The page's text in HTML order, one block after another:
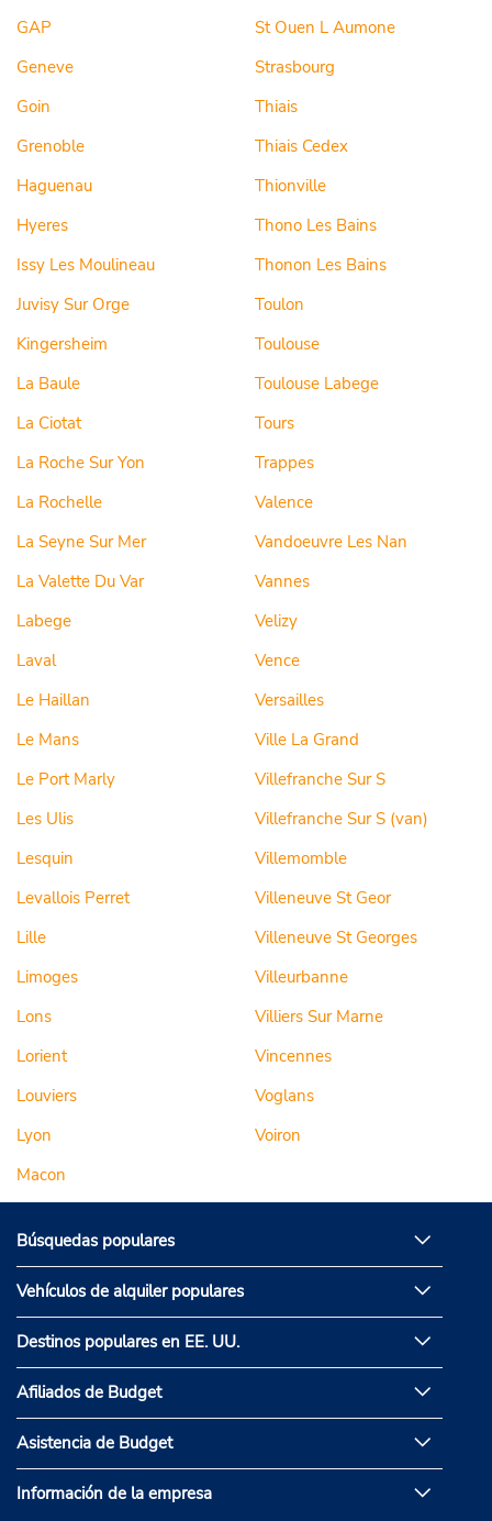
GAP
Geneve
Goin
Grenoble
Haguenau
Hyeres
Issy Les Moulineau
Juvisy Sur Orge
Kingersheim
La Baule
La Ciotat
La Roche Sur Yon
La Rochelle
La Seyne Sur Mer
La Valette Du Var
Labege
Laval
Le Haillan
Le Mans
Le Port Marly
Les Ulis
Lesquin
Levallois Perret
Lille
Limoges
Lons
Lorient
Louviers
Lyon
Macon
St Ouen L Aumone
Strasbourg
Thiais
Thiais Cedex
Thionville
Thono Les Bains
Thonon Les Bains
Toulon
Toulouse
Toulouse Labege
Tours
Trappes
Valence
Vandoeuvre Les Nan
Vannes
Velizy
Vence
Versailles
Ville La Grand
Villefranche Sur S
Villefranche Sur S (van)
Villemomble
Villeneuve St Geor
Villeneuve St Georges
Villeurbanne
Villiers Sur Marne
Vincennes
Voglans
Voiron
Búsquedas populares
Vehículos de alquiler populares
Destinos populares en EE. UU.
Afiliados de Budget
Asistencia de Budget
Información de la empresa